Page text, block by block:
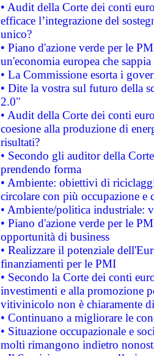
• Audit della Corte dei conti
efficace l’integrazione del
unico?
• Piano d'azione verde per le
un'economia europea che
• La Commissione esorta i
• Dite la vostra sul futuro della
2.0"
• Audit della Corte dei conti
coesione alla produzione di
risultati?
• Secondo gli auditor della
prendendo forma
• Ambiente: obiettivi di
circolare con più occupazione e
• Ambiente/politica industriale:
• Piano d'azione verde per le
opportunità di business
• Realizzare il potenziale
finanziamenti per le PMI
• Secondo la Corte dei conti
investimenti e alla promozione
vitivinicolo non è chiaramente
• Continuano a migliorare le
• Situazione occupazionale e
molti rimangono indietro